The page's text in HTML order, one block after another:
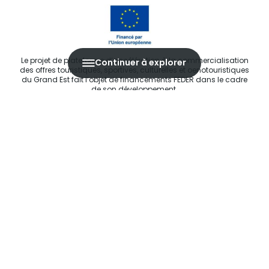
Continuer à explorer
Le projet de plateforme d’accélération à la commercialisation
des offres touristiques, sportives, culturelles et oenotouristiques
du Grand Est fait l’objet de financements FEDER dans le cadre
de son développement.